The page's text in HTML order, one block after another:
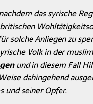
das syrische
solche Anliegen zu
Volk in der
und in diesem Fall
dahingehend
und seiner Opfer.